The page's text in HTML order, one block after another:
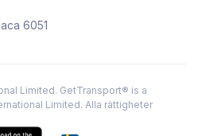
6051
Limited. GetTransport® is a
Limited. Alla rättigheter